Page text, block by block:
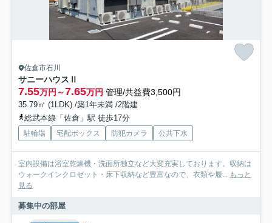
佐倉市石川
サニーハウスⅡ
7.55万円～7.65万円 管理/共益費3,500円
35.79㎡ (1LDK) /築1年未満 /2階建
総武本線「佐倉」駅 徒歩17分
駐輪場 宅配ボックス 防犯カメラ 公共下水
室内設備は浴室乾燥機・洗面所独立など大変充実しております。収納は
ウォークインクロゼット・床下収納など豊富なので、衣類や履... もっと
見る
募集中の部屋